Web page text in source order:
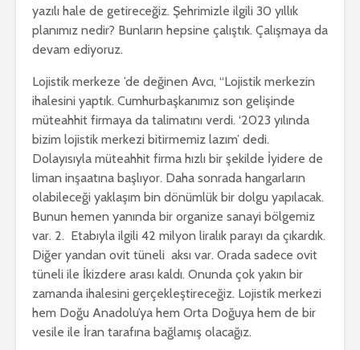
yazılı hale de getireceğiz. Şehrimizle ilgili 30 yıllık
planımız nedir? Bunların hepsine çalıştık. Çalışmaya da
devam ediyoruz.
Lojistik merkeze ’de değinen Avcı, “Lojistik merkezin
ihalesini yaptık. Cumhurbaşkanımız son gelişinde
müteahhit firmaya da talimatını verdi. ‘2023 yılında
bizim lojistik merkezi bitirmemiz lazım’ dedi.
Dolayısıyla müteahhit firma hızlı bir şekilde İyidere de
liman inşaatına başlıyor. Daha sonrada hangarların
olabileceği yaklaşım bin dönümlük bir dolgu yapılacak.
Bunun hemen yanında bir organize sanayi bölgemiz
var. 2. Etabıyla ilgili 42 milyon liralık parayı da çıkardık.
Diğer yandan ovit tüneli aksı var. Orada sadece ovit
tüneli ile İkizdere arası kaldı. Onunda çok yakın bir
zamanda ihalesini gerçekleştireceğiz. Lojistik merkezi
hem Doğu Anadolu’ya hem Orta Doğuya hem de bir
vesile ile İran tarafına bağlamış olacağız.